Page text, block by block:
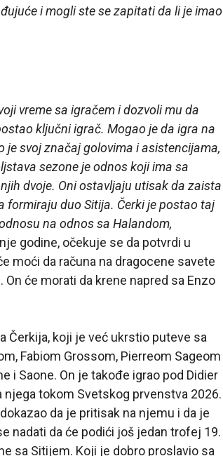
i mogli ste se zapitati da li je imao
vreme sa igračem i dozvoli mu da
ključni igrač. Mogao je da igra na
svoj značaj golovima i asistencijama,
sezone je odnos koji ima sa
dvoje. Oni ostavljaju utisak da zaista
formiraju duo Sitija. Čerki je postao taj
na odnos sa Halandom,
godine, očekuje se da potvrdi u
moći da računa na dragocene savete
će morati da krene napred sa Enzo
Čerkija, koji je već ukrstio puteve sa
Fabiom Grossom, Pierreom Sageom
i Saone. On je takođe igrao pod Didier
tokom Svetskog prvenstva 2026.
da je pritisak na njemu i da je
nadati da će podići još jedan trofej 19.
sa Sitijem. Koji je dobro proslavio sa